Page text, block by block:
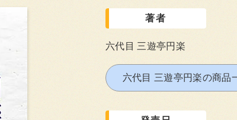
著者
六代目 三遊亭円楽
六代目 三遊亭円楽の商品